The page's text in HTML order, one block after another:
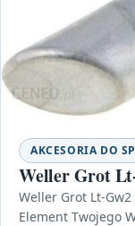
AKCESORIA DO
Weller Grot
Weller Grot Lt-
Element Twojego